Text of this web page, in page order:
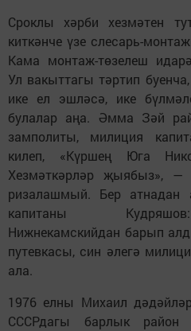
Сроклы хәрби хезмәтен
киткәнче үзе слесарь-
Кама монтаж-төзелеш
Ул вакыттагы тәртип
ике ел эшләсә, ике
булалар аңа. Әмма Зәй
замполиты, милиция
килеп, «Күршең Юга
Хезмәткәрләр җыябыз»,
ризалашмый. Бер атнадан
капитаны
Нижнекамскийдан барып
путевкасы, син әлегә
ала.
1976 елны Михаил
СССРдагы барлык район